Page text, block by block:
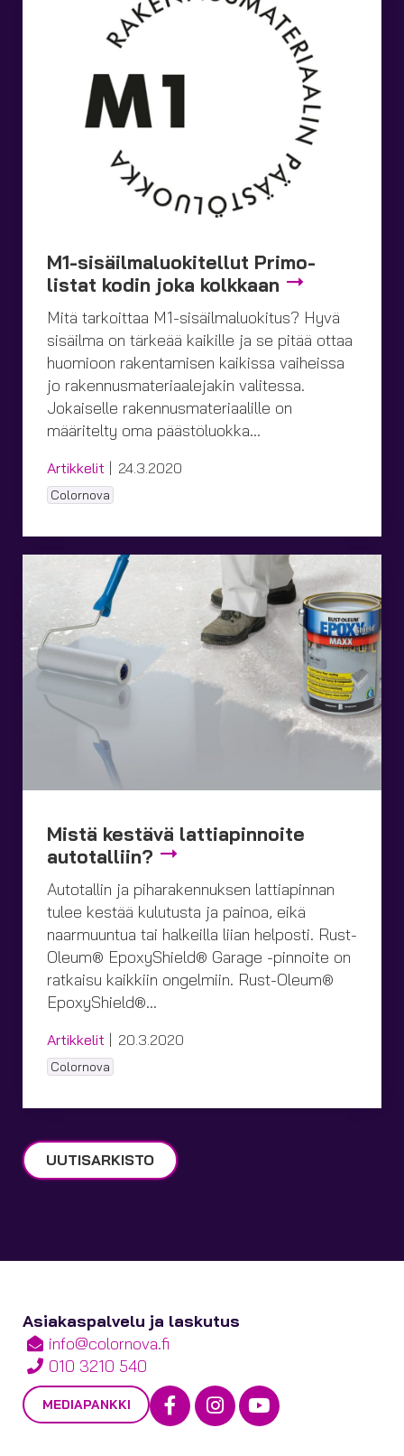
M1-sisäilma­luokitellut Primo-
listat kodin joka kolkkaan
Mitä tarkoittaa M1-sisäilma­luokitus? Hyvä
sisäilma on tärkeää kaikille ja se pitää ottaa
huomioon rakentamisen kaikissa vaiheissa
jo rakennusmateriaalejakin valitessa.
Jokaiselle rakennusmateriaalille on
määritelty oma päästöluokka…
Kategoriat
Artikkelit Julkaistu
24.3.2020
Tagit
Colornova
Mistä kestävä lattia­pinnoite
auto­talliin?
Autotallin ja piharakennuksen lattiapinnan
tulee kestää kulutusta ja painoa, eikä
naarmuuntua tai halkeilla liian helposti. Rust-
Oleum® EpoxyShield® Garage -pinnoite on
ratkaisu kaikkiin ongelmiin. Rust-Oleum®
EpoxyShield®…
Kategoriat
Artikkelit Julkaistu
20.3.2020
Tagit
Colornova
UUTISARKISTO
Asiakaspalvelu ja laskutus
info@colornova.fi
010 3210 540
MEDIAPANKKI Facebook
Instagram
Youtube